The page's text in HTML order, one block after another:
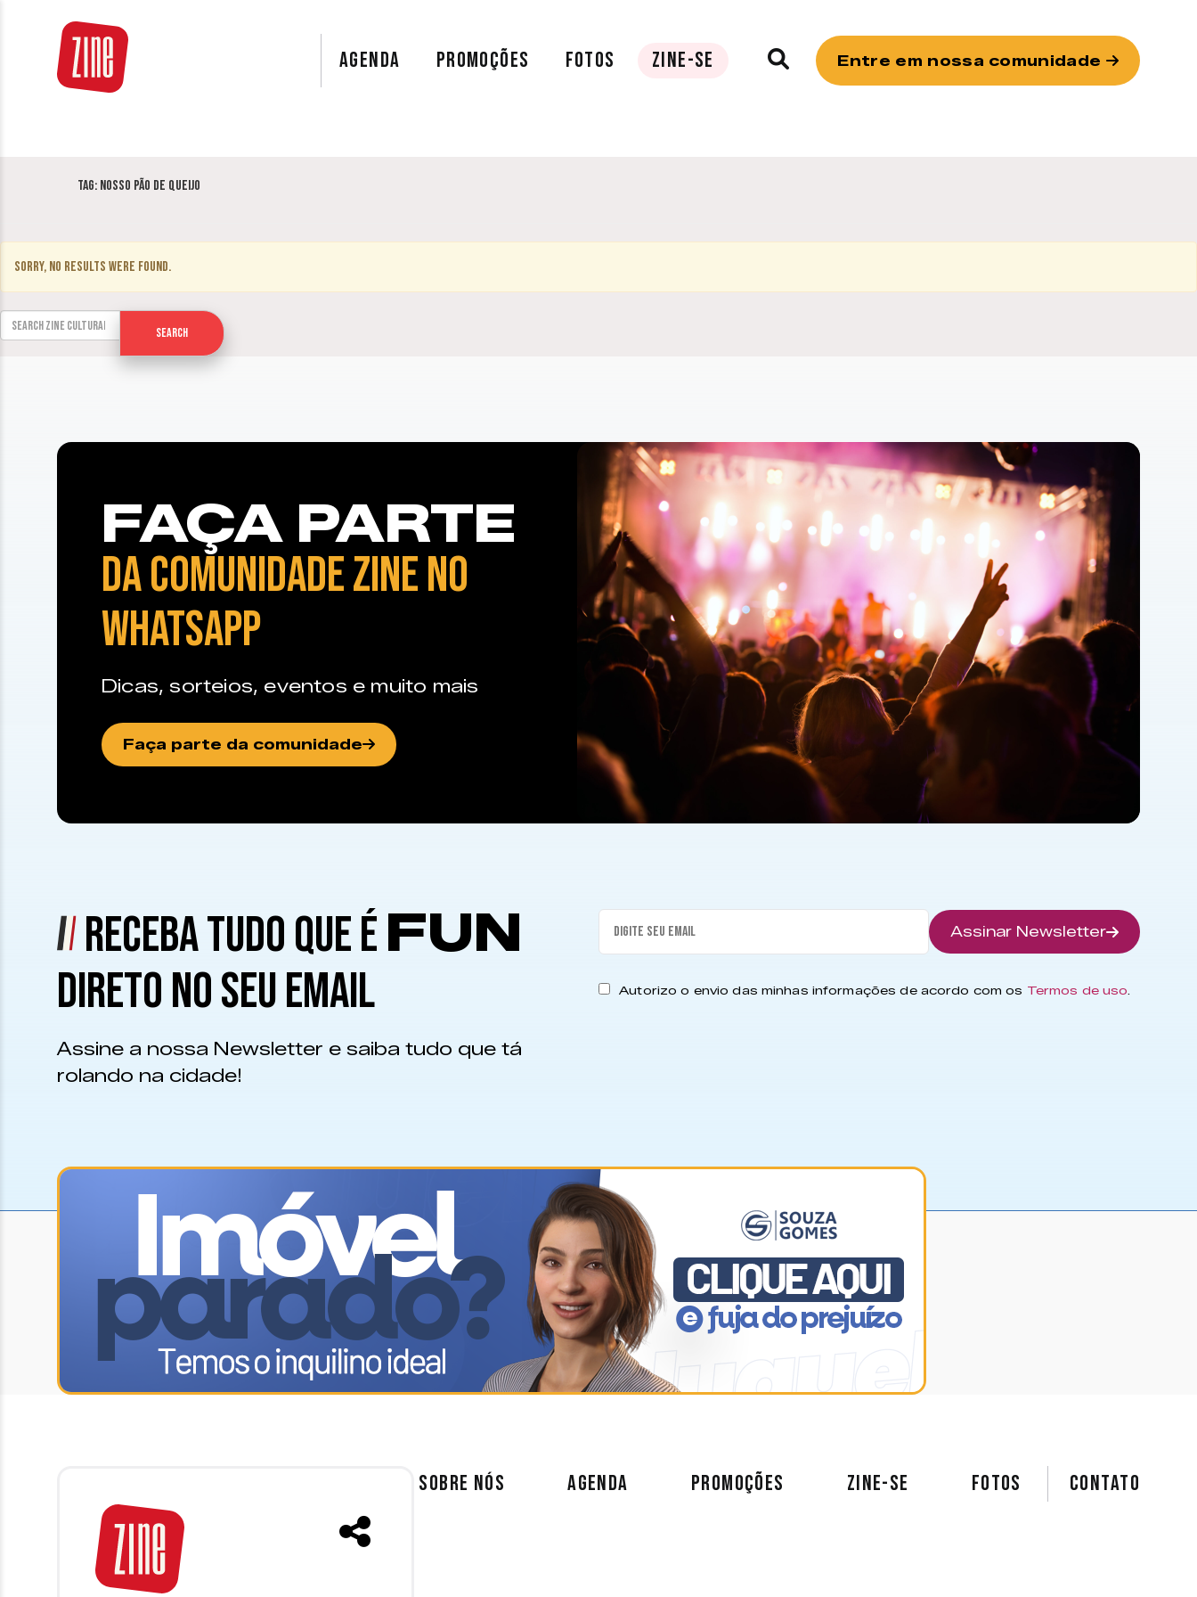
AGENDA PROMOÇÕES FOTOS ZINE-SE Entre em nossa comunidade
Tag: Nosso Pão de Queijo
Sorry, no results were found.
Search for:
Search
FAÇA PARTE
DA COMUNIDADE ZINE NO
WHATSAPP
Dicas, sorteios, eventos e muito mais
Faça parte da comunidade
RECEBA TUDO QUE ÉFUN
DIRETO NO SEU EMAIL
Assine a nossa Newsletter e saiba tudo que tá
rolando na cidade!
Assinar Newsletter
Autorizo o envio das minhas informações de acordo com os Termos de uso
SOBRE NÓS AGENDA PROMOÇÕES ZINE-SE FOTOS Contato